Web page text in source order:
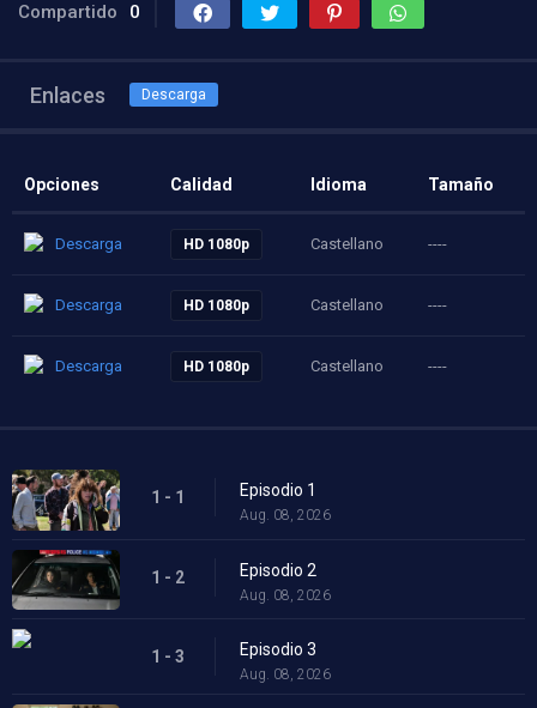
Compartido 0
Enlaces Descarga
Opciones Calidad Idioma Tamaño
Descarga HD 1080p Castellano ----
Descarga HD 1080p Castellano ----
Descarga HD 1080p Castellano ----
1 - 1 Episodio 1
Aug. 08, 2026
1 - 2 Episodio 2
Aug. 08, 2026
1 - 3 Episodio 3
Aug. 08, 2026